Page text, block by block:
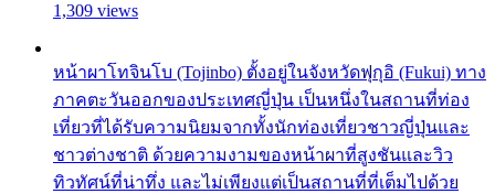
1,309 views
หน้าผาโทจินโบ (Tojinbo) ตั้งอยู่ในจังหวัดฟุกุอิ (Fukui) ทาง
ภาคตะวันออกของประเทศญี่ปุ่น เป็นหนึ่งในสถานที่ท่อง
เที่ยวที่ได้รับความนิยมจากทั้งนักท่องเที่ยวชาวญี่ปุ่นและ
ชาวต่างชาติ ด้วยความงามของหน้าผาที่สูงชันและวิว
ทิวทัศน์ที่น่าทึ่ง และไม่เพียงแต่เป็นสถานที่ที่เต็มไปด้วย